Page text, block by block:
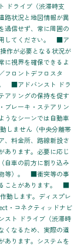
ドライブ（渋滞時支
路状況と地図情報が異
過信せず、常に周囲の
用してください。 ■ア
作が必要となる状況が
に視界を確保できるよ
フロントデフロスタ
■アドバンスト ドラ
アリングの保持を促す
ブレーキ・ステアリン
なシーンでは自動車
しません（中央分離帯
、料金所、路線新設さ
ります。必要に応じ
自車の前方に割り込み
物等）。 ■衝突等の事
ることがあります。 ■
動します。ディスプレ
・コネクティッドナビ
スト ドライブ（渋滞時
くなるため、実際の道
あります。システムを